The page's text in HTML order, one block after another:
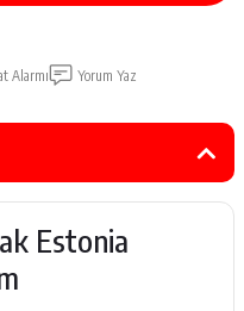
Alarmı Yorum Yaz
Estonia